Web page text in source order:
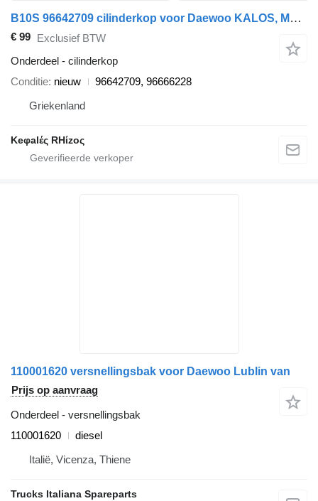
B10S 96642709 cilinderkop voor Daewoo KALOS, MATIZ, SPARK, AVEO auto
€ 99 Exclusief BTW
Onderdeel - cilinderkop
Conditie nieuw
96642709, 96666228
Griekenland
Keφalές RHίzoς
110001620 versnellingsbak voor Daewoo Lublin van
Prijs op aanvraag
Onderdeel - versnellingsbak
110001620
diesel
Italië, Vicenza, Thiene
Trucks Italiana Spareparts